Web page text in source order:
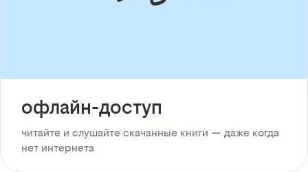
офлайн-доступ
читайте и слушайте скачанные книги — даже когда
нет интернета